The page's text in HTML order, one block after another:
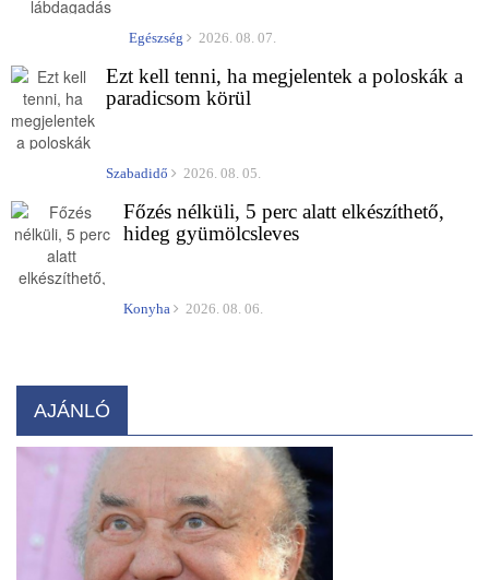
Egészség 2026. 08. 07.
Ezt kell tenni, ha megjelentek a poloskák a
paradicsom körül
Szabadidő 2026. 08. 05.
Főzés nélküli, 5 perc alatt elkészíthető,
hideg gyümölcsleves
Konyha 2026. 08. 06.
AJÁNLÓ